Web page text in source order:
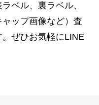
ベル、裏ラベル、
ップ画像など）査
ぜひお気軽にLINE